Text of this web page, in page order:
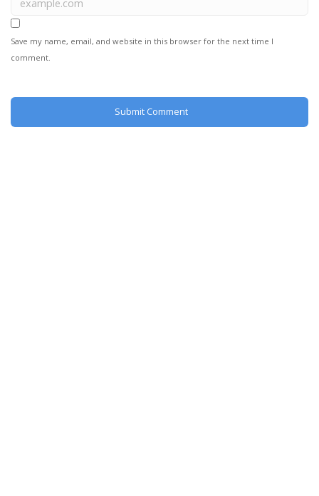
Save my name, email, and website in this browser for the next time I
comment.